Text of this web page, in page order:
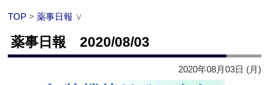
TOP >薬事日報 ∨
薬事日報 2020/08/03
2020年08月03日 (月)